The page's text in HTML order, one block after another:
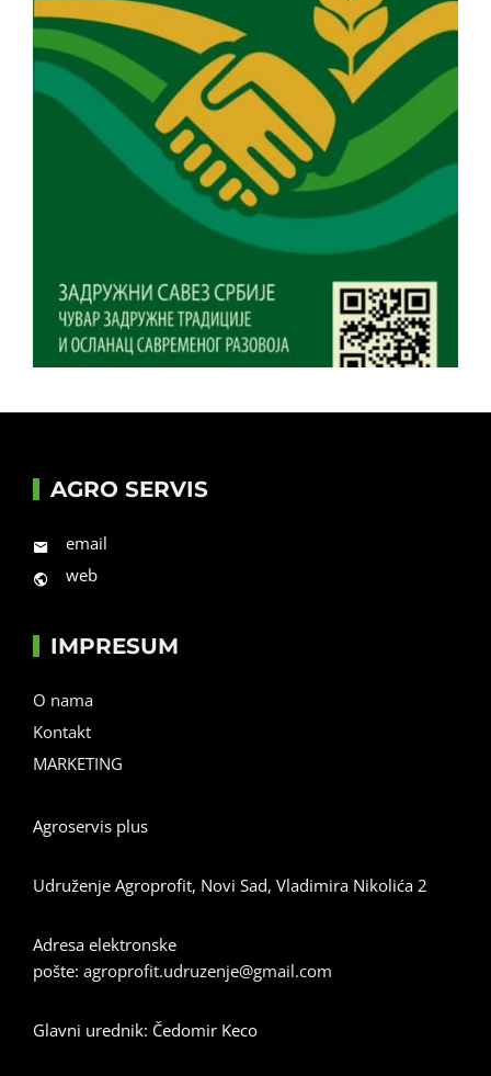
AGRO SERVIS
email
web
IMPRESUM
O nama
Kontakt
MARKETING
Agroservis plus
Udruženje Agroprofit, Novi Sad, Vladimira Nikolića 2
Adresa elektronske
pošte: agroprofit.udruzenje@gmail.com
Glavni urednik: Čedomir Keco